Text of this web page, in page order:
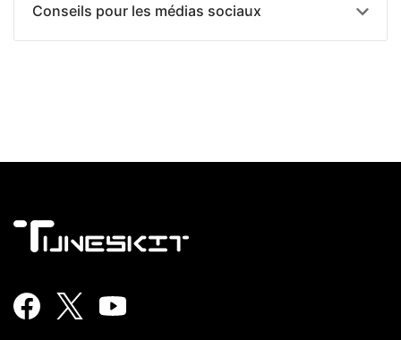
Conseils pour les médias sociaux